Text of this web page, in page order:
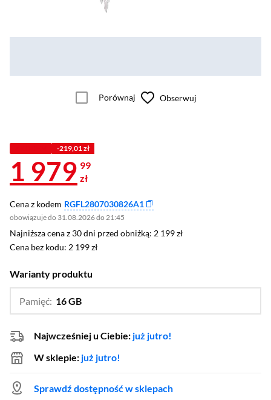
Porównaj Obserwuj
-219,01 zł
1 979 99
zł
Cena z kodem RGFL2807030826A1
obowiązuje do 31.08.2026 do 21:45
Najniższa cena z 30 dni przed obniżką: 2 199 zł
Najniższa cena z 30 dni przed obniżką: 2 199 zł
Cena bez kodu: 2 199 zł
Cena bez kodu: 2 199 zł
Warianty produktu
Pamięć: 16 GB
Najwcześniej u Ciebie: już jutro!
W sklepie: już jutro!
Sprawdź dostępność w sklepach